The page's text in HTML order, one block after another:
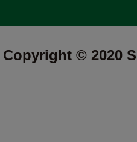
Copyright © 2020